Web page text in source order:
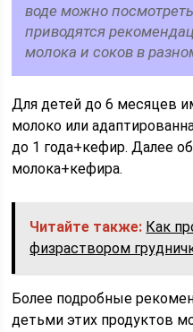
воде можно
приводятся
молока и соков в
Для детей до 6 месяцев
молоко или
до 1 года+кефир. Далее
молока+кефира.
Читайте также: Как
физраствором
Более подробные
детьми этих продуктов